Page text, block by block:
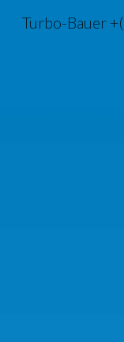
Turbo-Bauer